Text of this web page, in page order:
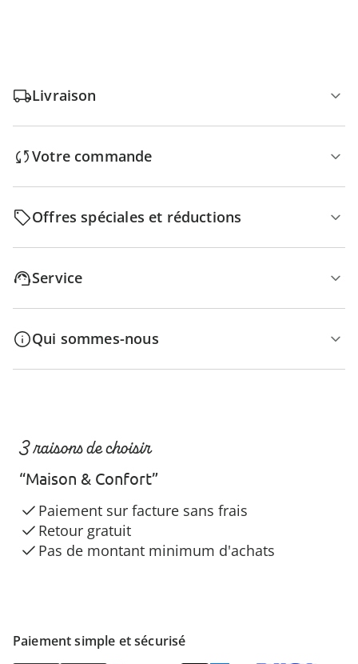
Livraison
Votre commande
Offres spéciales et réductions
Service
Qui sommes-nous
Paiement simple et sécurisé
3 raisons de choisir
“Maison & Confort”
Paiement sur facture sans frais
Retour gratuit
Pas de montant minimum d'achats